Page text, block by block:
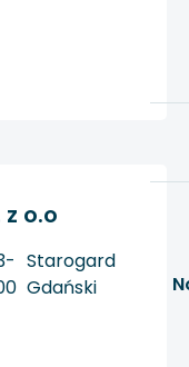
z o.o
Starogard
Gdański